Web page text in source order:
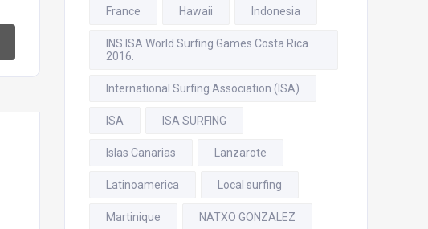
France Hawaii Indonesia
INS ISA World Surfing Games Costa Rica
2016.
International Surfing Association (ISA)
ISA ISA SURFING
Islas Canarias Lanzarote
Latinoamerica Local surfing
Martinique NATXO GONZALEZ